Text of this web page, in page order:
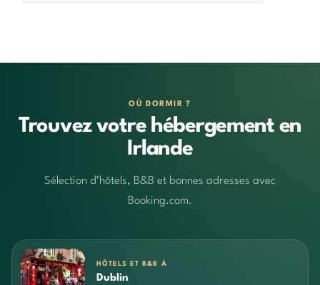
OÙ DORMIR ?
Trouvez votre hébergement en
Irlande
Sélection d’hôtels, B&B et bonnes adresses avec
Booking.com.
HÔTELS ET B&B À
Dublin